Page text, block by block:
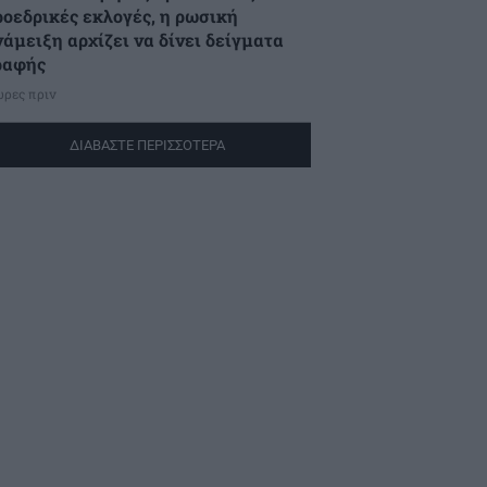
εκλογές, η ρωσική
αρχίζει να δίνει δείγματα
πριν
ΔΙΑΒΑΣΤΕ ΠΕΡΙΣΣΟΤΕΡΑ